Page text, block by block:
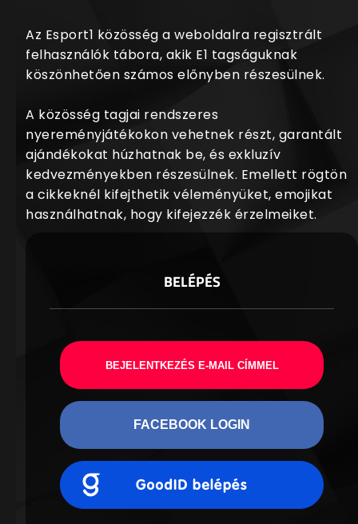
Az Esport1 közösség a weboldalra regisztrált
felhasználók tábora, akik E1 tagságuknak
köszönhetően számos előnyben részesülnek.
A közösség tagjai rendszeres
nyereményjátékokon vehetnek részt, garantált
ajándékokat húzhatnak be, és exkluzív
kedvezményekben részesülnek. Emellett rögtön
a cikkeknél kifejthetik véleményüket, emojikat
használhatnak, hogy kifejezzék érzelmeiket.
BELÉPÉS
BEJELENTKEZÉS E-MAIL CÍMMEL
FACEBOOK LOGIN